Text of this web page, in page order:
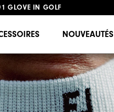
IN GOLF
NOUVEAUTÉS